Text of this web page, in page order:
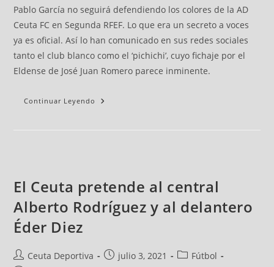
Pablo García no seguirá defendiendo los colores de la AD
Ceuta FC en Segunda RFEF. Lo que era un secreto a voces
ya es oficial. Así lo han comunicado en sus redes sociales
tanto el club blanco como el ‘pichichi’, cuyo fichaje por el
Eldense de José Juan Romero parece inminente.
Continuar Leyendo
El Ceuta pretende al central
Alberto Rodríguez y al delantero
Éder Diez
Ceuta Deportiva julio 3, 2021
Fútbol